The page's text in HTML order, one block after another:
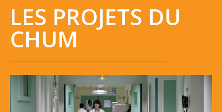
LES PROJETS DU
CHUM